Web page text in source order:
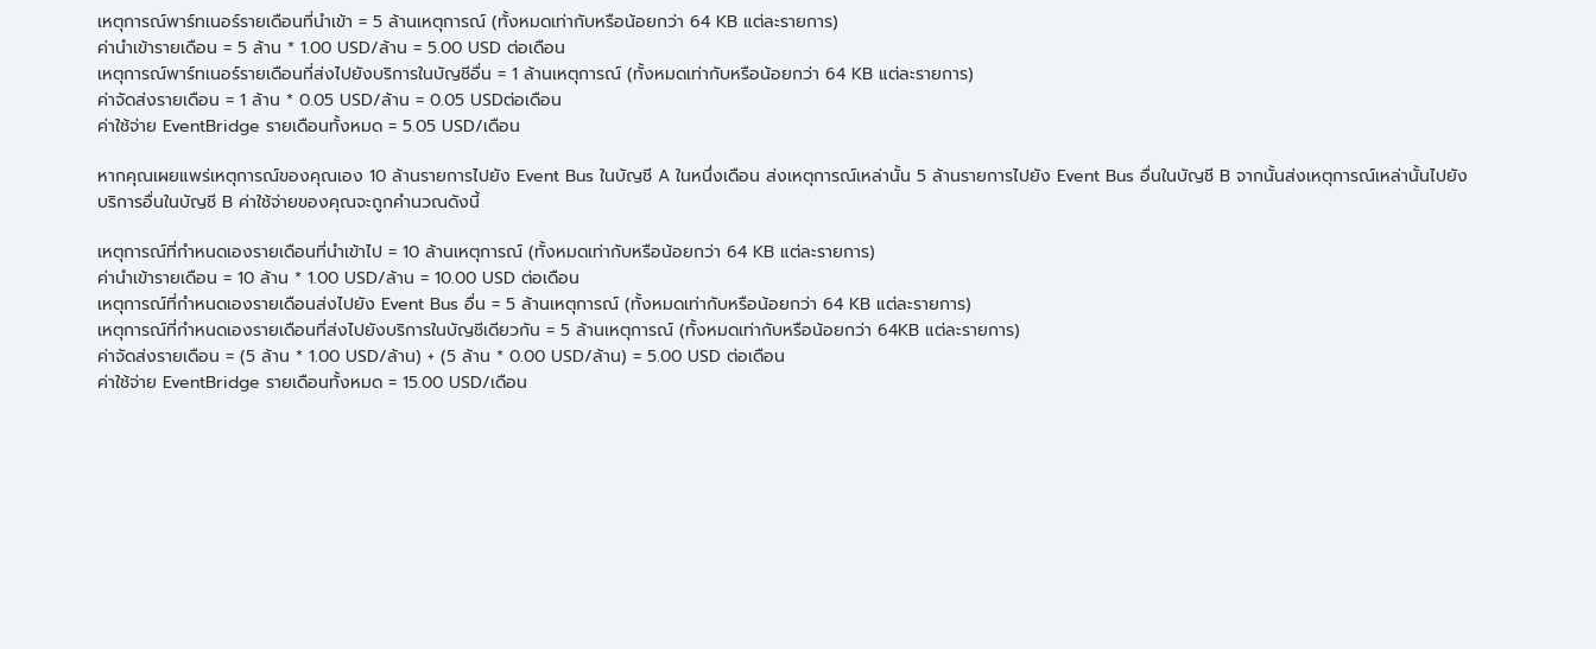
เหตุการณ์พาร์ทเนอร์รายเดือนที่นำเข้า = 5 ล้านเหตุการณ์ (ทั้งหมดเท่ากับหรือน้อยกว่า 64 KB แต่ละรายการ)
ค่านำเข้ารายเดือน = 5 ล้าน * 1.00 USD/ล้าน = 5.00 USD ต่อเดือน
เหตุการณ์พาร์ทเนอร์รายเดือนที่ส่งไปยังบริการในบัญชีอื่น = 1 ล้านเหตุการณ์ (ทั้งหมดเท่ากับหรือน้อยกว่า 64 KB แต่ละรายการ)
ค่าจัดส่งรายเดือน = 1 ล้าน * 0.05 USD/ล้าน = 0.05 USDต่อเดือน
ค่าใช้จ่าย EventBridge รายเดือนทั้งหมด = 5.05 USD/เดือน
หากคุณเผยแพร่เหตุการณ์ของคุณเอง 10 ล้านรายการไปยัง Event Bus ในบัญชี A ในหนึ่งเดือน ส่งเหตุการณ์เหล่านั้น 5 ล้านรายการไปยัง Event Bus อื่นในบัญชี B จากนั้นส่งเหตุการณ์เหล่านั้นไปยัง
บริการอื่นในบัญชี B ค่าใช้จ่ายของคุณจะถูกคำนวณดังนี้
เหตุการณ์ที่กำหนดเองรายเดือนที่นำเข้าไป = 10 ล้านเหตุการณ์ (ทั้งหมดเท่ากับหรือน้อยกว่า 64 KB แต่ละรายการ)
ค่านำเข้ารายเดือน = 10 ล้าน * 1.00 USD/ล้าน = 10.00 USD ต่อเดือน
เหตุการณ์ที่กำหนดเองรายเดือนส่งไปยัง Event Bus อื่น = 5 ล้านเหตุการณ์ (ทั้งหมดเท่ากับหรือน้อยกว่า 64 KB แต่ละรายการ)
เหตุการณ์ที่กำหนดเองรายเดือนที่ส่งไปยังบริการในบัญชีเดียวกัน = 5 ล้านเหตุการณ์ (ทั้งหมดเท่ากับหรือน้อยกว่า 64KB แต่ละรายการ)
ค่าจัดส่งรายเดือน = (5 ล้าน * 1.00 USD/ล้าน) + (5 ล้าน * 0.00 USD/ล้าน) = 5.00 USD ต่อเดือน
ค่าใช้จ่าย EventBridge รายเดือนทั้งหมด = 15.00 USD/เดือน